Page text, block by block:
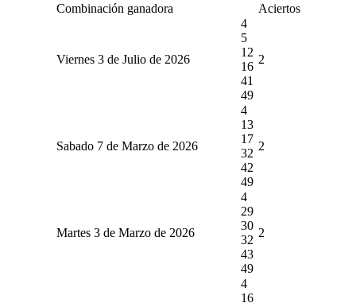
Combinación ganadora Aciertos
Viernes 3 de Julio de 2026
4
5
12
16
41
49
2
Sabado 7 de Marzo de 2026
4
13
17
32
42
49
2
Martes 3 de Marzo de 2026
4
29
30
32
43
49
2
4
16